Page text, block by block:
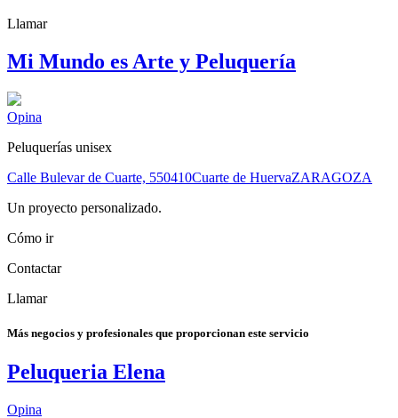
Llamar
Mi Mundo es Arte y Peluquería
Opina
Peluquerías unisex
Calle Bulevar de Cuarte, 550410Cuarte de HuervaZARAGOZA
Un proyecto personalizado.
Cómo ir
Contactar
Llamar
Más negocios y profesionales que proporcionan este servicio
Peluqueria Elena
Opina